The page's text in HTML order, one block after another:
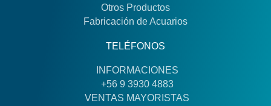
Otros Productos
Fabricación de Acuarios
TELÉFONOS
INFORMACIONES
+56 9 3930 4883
VENTAS MAYORISTAS